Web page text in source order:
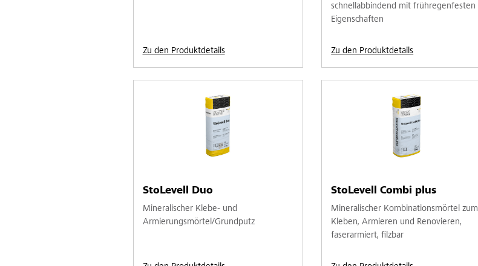
Zu den Produktdetails
schnellabbindend mit frühregenfesten
Eigenschaften
Zu den Produktdetails
StoLevell Duo
Mineralischer Klebe- und
Armierungsmörtel/Grundputz
StoLevell Combi plus
Mineralischer Kombinationsmörtel zum
Kleben, Armieren und Renovieren,
faserarmiert, filzbar